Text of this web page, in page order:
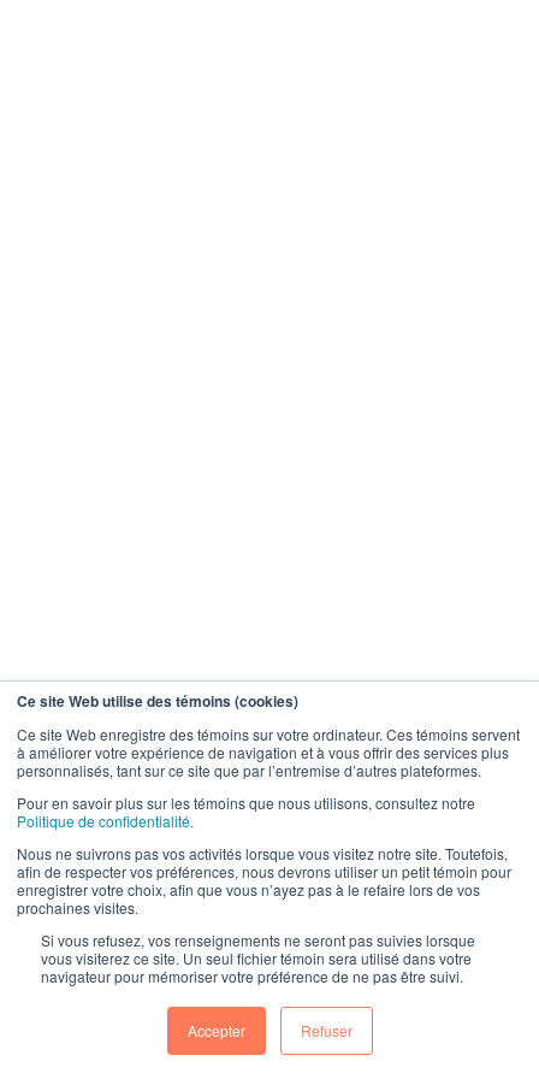
Ce site Web utilise des témoins (cookies)
Ce site Web enregistre des témoins sur votre ordinateur. Ces témoins servent
à améliorer votre expérience de navigation et à vous offrir des services plus
personnalisés, tant sur ce site que par l’entremise d’autres plateformes.
Pour en savoir plus sur les témoins que nous utilisons, consultez notre
Politique de confidentialité.
Nous ne suivrons pas vos activités lorsque vous visitez notre site. Toutefois,
afin de respecter vos préférences, nous devrons utiliser un petit témoin pour
enregistrer votre choix, afin que vous n’ayez pas à le refaire lors de vos
prochaines visites.
Si vous refusez, vos renseignements ne seront pas suivies lorsque
vous visiterez ce site. Un seul fichier témoin sera utilisé dans votre
navigateur pour mémoriser votre préférence de ne pas être suivi.
Accepter Refuser